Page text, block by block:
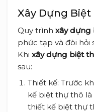
Xây Dựng
Quy trình xây dựng
phức tạp và đòi hỏi
Khi xây dựng biệt
sau:
Thiết kế: Trước
kế biệt thự thô
thiết kế biệt thự